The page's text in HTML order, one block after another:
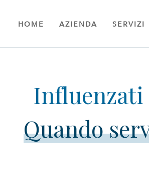
HOME AZIENDA SERVIZI
Quando